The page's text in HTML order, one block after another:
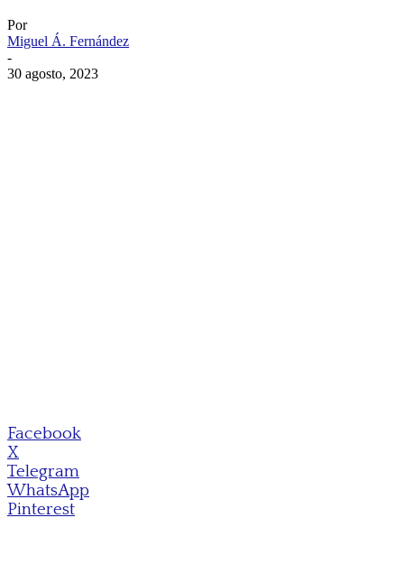
Por
Miguel Á. Fernández
-
30 agosto, 2023
Facebook
X
Telegram
WhatsApp
Pinterest